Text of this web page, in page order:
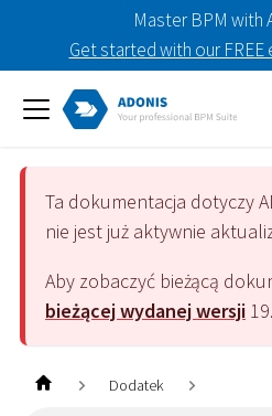
Master BPM with
Get started with our FREE
Ta dokumentacja dotyczy
nie jest już aktywnie
Aby zobaczyć bieżącą
bieżącej wydanej wersji
Dodatek